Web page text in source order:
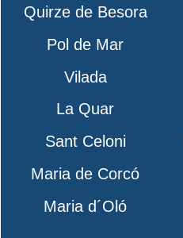
Quirze de Besora
Pol de Mar
Vilada
La Quar
Sant Celoni
Maria de Corcó
Maria d´Oló